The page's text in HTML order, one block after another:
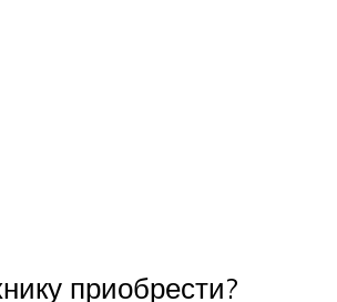
приобрести?